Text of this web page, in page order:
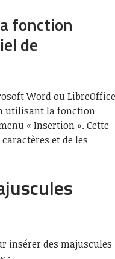
fonction
de
Word ou
utilisant la fonction
« Insertion ». Cette
et de les
insérer des majuscules